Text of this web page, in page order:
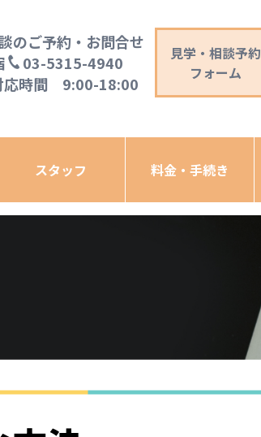
のご予約・お問合せ
03-5315-4940
応時間 9:00-18:00
見学・相談予約
フォーム
スタッフ 料金・手続き